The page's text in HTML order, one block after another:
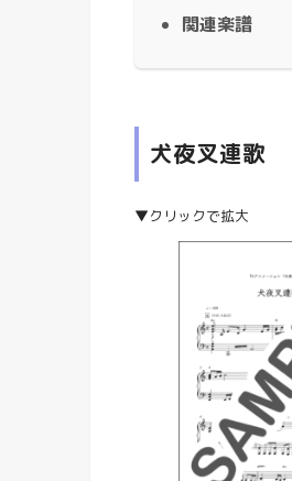
関連楽譜
犬夜叉連歌
▼クリックで拡大